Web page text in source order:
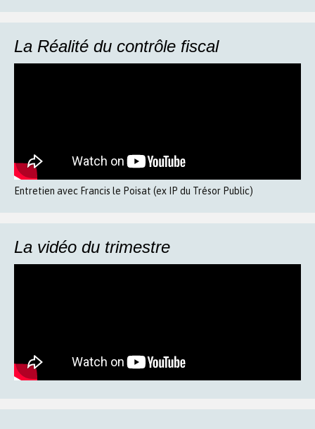
La Réalité du contrôle fiscal
Entretien avec Francis le Poisat (ex IP du Trésor Public)
La vidéo du trimestre